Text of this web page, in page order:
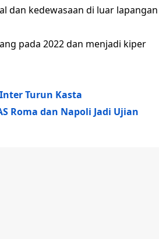
dan kedewasaan di luar lapangan
pada 2022 dan menjadi kiper
Turun Kasta
Roma dan Napoli Jadi Ujian